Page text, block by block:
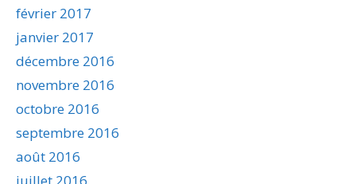
février 2017
janvier 2017
décembre 2016
novembre 2016
octobre 2016
septembre 2016
août 2016